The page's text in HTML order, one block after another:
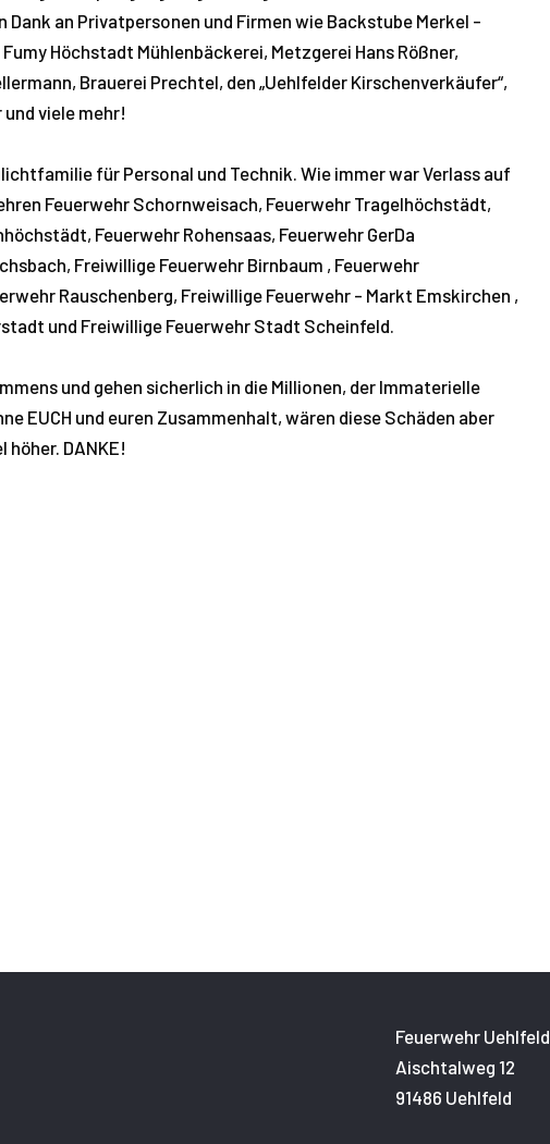
Dank an Privatpersonen und Firmen wie Backstube Merkel -
Höchstadt Mühlenbäckerei, Metzgerei Hans Rößner,
Brauerei Prechtel, den „Uehlfelder Kirschenverkäufer“,
viele mehr!
für Personal und Technik. Wie immer war Verlass auf
Feuerwehr Schornweisach, Feuerwehr Tragelhöchstädt,
Feuerwehr Rohensaas, Feuerwehr GerDa
Freiwillige Feuerwehr Birnbaum , Feuerwehr
Rauschenberg, Freiwillige Feuerwehr - Markt Emskirchen ,
und Freiwillige Feuerwehr Stadt Scheinfeld.
und gehen sicherlich in die Millionen, der Immaterielle
EUCH und euren Zusammenhalt, wären diese Schäden aber
höher. DANKE!
Feuerwehr Uehlfeld
Aischtalweg 12
91486 Uehlfeld